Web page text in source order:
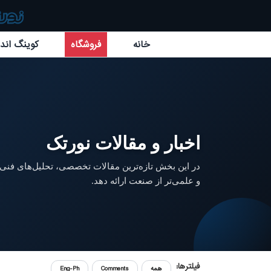
خانه فروشگاه کوینگ اند
اخبار و مقالات نورتک
در این بخش تازه‌ترین مقالات تخصصی، تحلیل‌های
و علمی‌تر از صنعت ارائه دهد.
فیلترها: همه Comments
Eng-Ph